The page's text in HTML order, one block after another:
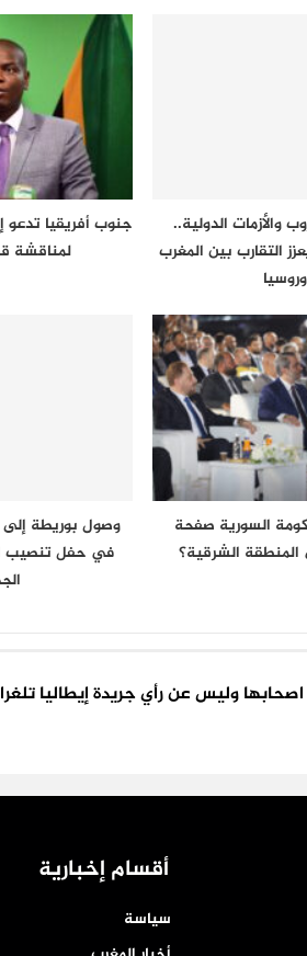
والأزمات الدولية..
التقارب بين المغرب
وروسيا
جنوب أفريقيا تدعو
لمناقشة
السورية صفحة
الشرقية؟
وصول بوريطة إلى
في حفل تنصيب
اصحابها وليس عن رأي جريدة إيطاليا
أقسام إخبارية
سياسة